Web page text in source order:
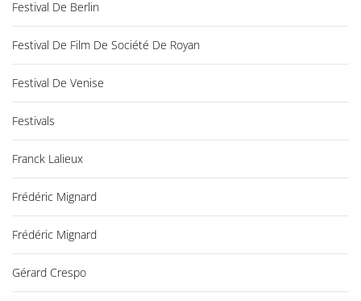
Festival De Berlin
Festival De Film De Société De Royan
Festival De Venise
Festivals
Franck Lalieux
Frédéric Mignard
Frédéric Mignard
Gérard Crespo